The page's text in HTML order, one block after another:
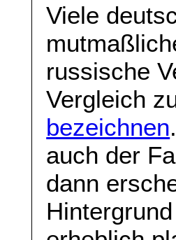
Viele
russische
Vergleich
bezeichnen
auch der
dann